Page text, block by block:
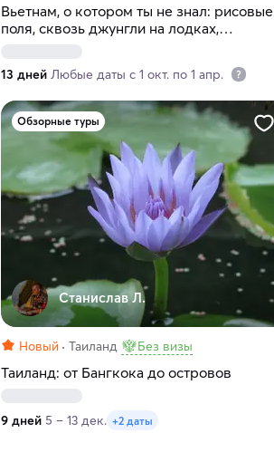
Вьетнам, о котором ты не знал: рисовые
поля, сквозь джунгли на лодках,
13 дней Любые даты с 1 окт. по 1 апр.
Обзорные туры
Станислав Л.
Новый Таиланд Без визы
Таиланд: от Бангкока до островов
9 дней 5 – 13 дек. +2 даты